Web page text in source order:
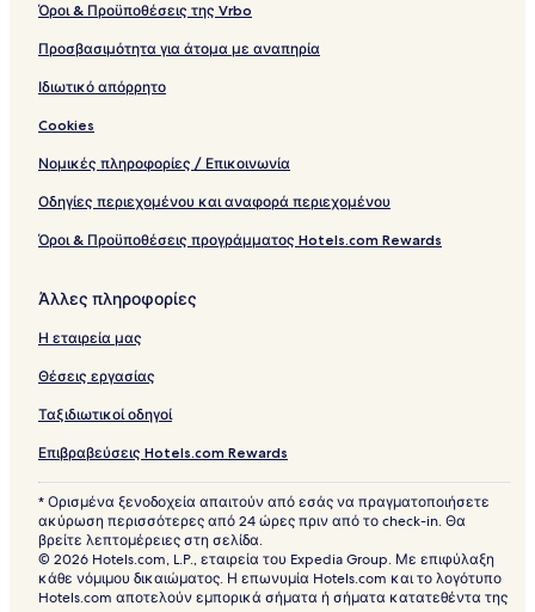
Όροι & Προϋποθέσεις της Vrbo
Προσβασιμότητα για άτομα με αναπηρία
Ιδιωτικό απόρρητο
Cookies
Νομικές πληροφορίες / Επικοινωνία
Οδηγίες περιεχομένου και αναφορά περιεχομένου
Όροι & Προϋποθέσεις προγράμματος Hotels.com Rewards
Άλλες πληροφορίες
Η εταιρεία μας
Θέσεις εργασίας
Ταξιδιωτικοί οδηγοί
Επιβραβεύσεις Hotels.com Rewards
* Ορισμένα ξενοδοχεία απαιτούν από εσάς να πραγματοποιήσετε
ακύρωση περισσότερες από 24 ώρες πριν από το check-in. Θα
βρείτε λεπτομέρειες στη σελίδα.
© 2026 Hotels.com, L.P., εταιρεία του Expedia Group. Με επιφύλαξη
κάθε νόμιμου δικαιώματος. Η επωνυμία Hotels.com και το λογότυπο
Hotels.com αποτελούν εμπορικά σήματα ή σήματα κατατεθέντα της